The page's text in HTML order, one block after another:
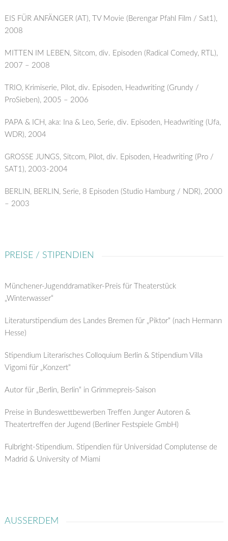
EIS FÜR ANFÄNGER (AT), TV Movie (Berengar Pfahl Film / Sat1),
2008
MITTEN IM LEBEN, Sitcom, div. Episoden (Radical Comedy, RTL),
2007 – 2008
TRIO, Krimiserie, Pilot, div. Episoden, Headwriting (Grundy /
ProSieben), 2005 – 2006
PAPA & ICH, aka: Ina & Leo, Serie, div. Episoden, Headwriting (Ufa,
WDR), 2004
GROSSE JUNGS, Sitcom, Pilot, div. Episoden, Headwriting (Pro /
SAT1), 2003-2004
BERLIN, BERLIN, Serie, 8 Episoden (Studio Hamburg / NDR), 2000
– 2003
PREISE / STIPENDIEN
Münchener-Jugenddramatiker-Preis für Theaterstück
„Winterwasser“
Literaturstipendium des Landes Bremen für „Piktor“ (nach Hermann
Hesse)
Stipendium Literarisches Colloquium Berlin & Stipendium Villa
Vigomi für „Konzert“
Autor für „Berlin, Berlin“ in Grimmepreis-Saison
Preise in Bundeswettbewerben Treffen Junger Autoren &
Theatertreffen der Jugend (Berliner Festspiele GmbH)
Fulbright-Stipendium. Stipendien für Universidad Complutense de
Madrid & University of Miami
AUSSERDEM